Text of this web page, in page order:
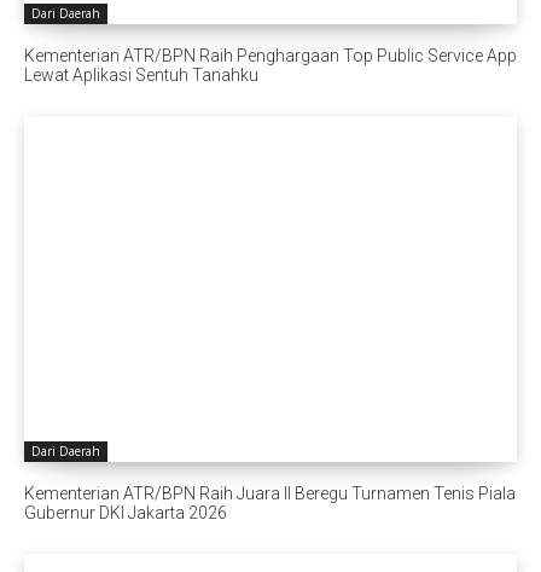
Dari Daerah
Kementerian ATR/BPN Raih Penghargaan Top Public Service App
Lewat Aplikasi Sentuh Tanahku
Dari Daerah
Kementerian ATR/BPN Raih Juara II Beregu Turnamen Tenis Piala
Gubernur DKI Jakarta 2026